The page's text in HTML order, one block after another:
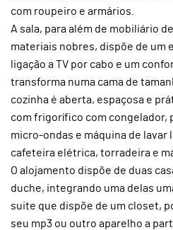
com roupeiro e armários.
A sala, para além de mobiliário
materiais nobres, dispõe de um
ligação a TV por cabo e um
transforma numa cama de
cozinha é aberta, espaçosa e
com frigorífico com congelador,
micro-ondas e máquina de lavar
cafeteira elétrica, torradeira e
O alojamento dispõe de duas
duche, integrando uma delas
suite que dispõe de um closet,
seu mp3 ou outro aparelho a